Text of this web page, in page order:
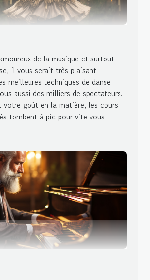
de la musique et surtout
il vous serait très plaisant
meilleures techniques de danse
aussi des milliers de spectateurs.
votre goût en la matière, les cours
tombent à pic pour vite vous